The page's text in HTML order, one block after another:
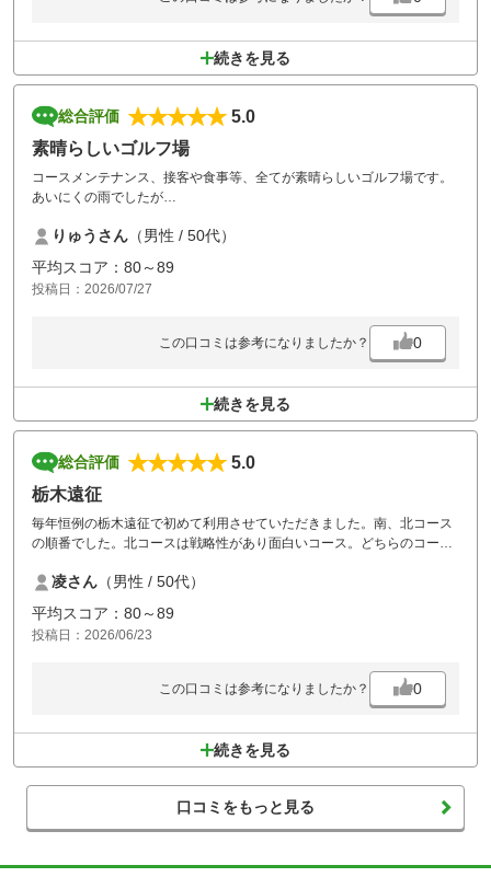
続きを見る
総合評価
5.0
素晴らしいゴルフ場
コースメンテナンス、接客や食事等、全てが素晴らしいゴルフ場です。
あいにくの雨でしたが
りゅうさん （男性 / 50代）
平均スコア：80～89
投稿日：2026/07/27
この口コミは参考になりましたか？ 0
続きを見る
総合評価
5.0
栃木遠征
毎年恒例の栃木遠征で初めて利用させていただきました。南、北コース
の順番でした。北コースは戦略性があり面白いコース。どちらのコース
的には大変満足でラウンド終了にはスタッフ皆んなで出迎えてくれまし
た。クラブハウスも立派でした。また利用させていただきます。
凌さん （男性 / 50代）
平均スコア：80～89
投稿日：2026/06/23
この口コミは参考になりましたか？ 0
続きを見る
口コミをもっと見る